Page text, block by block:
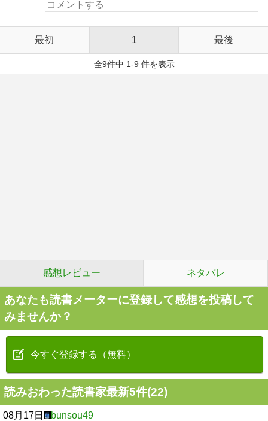
最初 1 最後
全9件中 1-9 件を表示
感想レビュー ネタバレ
あなたも読書メーターに登録して感想を投稿して
みませんか？
今すぐ登録する（無料）
読みおわった読書家最新5件(22)
08月17日 bunsou49